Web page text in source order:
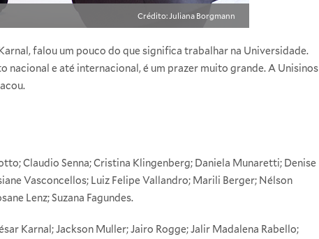
Crédito: Juliana Borgmann
falou um pouco do que significa trabalhar na Universidade.
e até internacional, é um prazer muito grande. A Unisinos
Claudio Senna; Cristina Klingenberg; Daniela Munaretti; Denise
Vasconcellos; Luiz Felipe Vallandro; Marili Berger; Nélson
Lenz; Suzana Fagundes.
Karnal; Jackson Muller; Jairo Rogge; Jalir Madalena Rabello;